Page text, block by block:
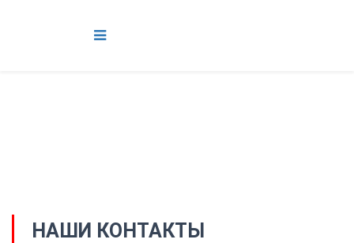
НАШИ КОНТАКТЫ